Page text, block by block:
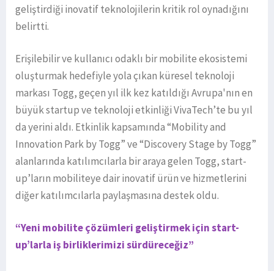
geliştirdiği inovatif teknolojilerin kritik rol oynadığını
belirtti.
Erişilebilir ve kullanıcı odaklı bir mobilite ekosistemi
oluşturmak hedefiyle yola çıkan küresel teknoloji
markası Togg, geçen yıl ilk kez katıldığı Avrupa'nın en
büyük startup ve teknoloji etkinliği VivaTech’te bu yıl
da yerini aldı. Etkinlik kapsamında “Mobility and
Innovation Park by Togg” ve “Discovery Stage by Togg”
alanlarında katılımcılarla bir araya gelen Togg, start-
up’ların mobiliteye dair inovatif ürün ve hizmetlerini
diğer katılımcılarla paylaşmasına destek oldu.
“Yeni mobilite çözümleri geliştirmek için start-
up’larla iş birliklerimizi sürdüreceğiz”